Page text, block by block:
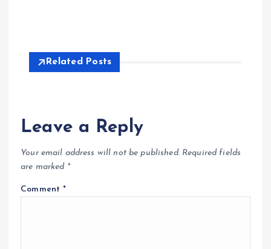
Related Posts
Leave a Reply
Your email address will not be published. Required fields
are marked *
Comment*